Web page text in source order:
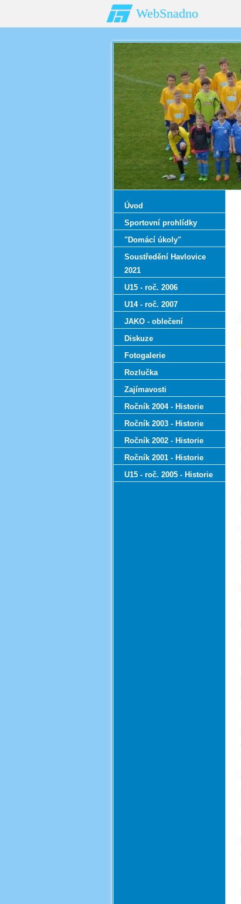
WebSnadno
Úvod
Sportovní prohlídky
"Domácí úkoly"
Soustředění Havlovice
2021
U15 - roč. 2006
U14 - roč. 2007
JAKO - oblečení
Diskuze
Fotogalerie
Rozlučka
Zajímavosti
Ročník 2004 - Historie
Ročník 2003 - Historie
Ročník 2002 - Historie
Ročník 2001 - Historie
U15 - roč. 2005 - Historie